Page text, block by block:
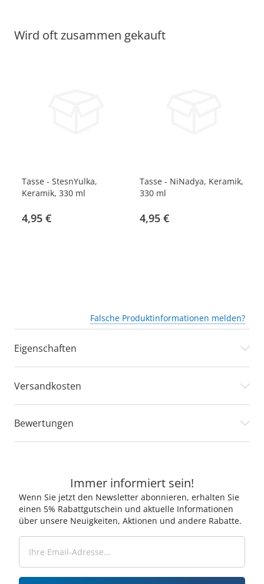
Wird oft zusammen gekauft
Tasse - StesnYulka,
Keramik, 330 ml
4,95 €
Tasse - NiNadya, Keramik,
330 ml
4,95 €
Falsche Produktinformationen melden?
Eigenschaften
Versandkosten
Bewertungen
Immer informiert sein!
Wenn Sie jetzt den Newsletter abonnieren, erhalten Sie
einen 5% Rabattgutschein und aktuelle Informationen
über unsere Neuigkeiten, Aktionen und andere Rabatte.